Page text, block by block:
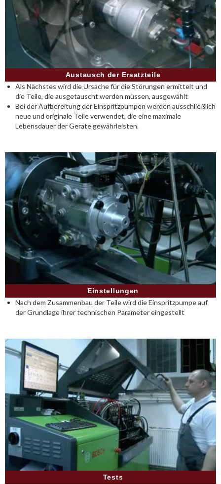
Austausch der Ersatzteile
Als Nächstes wird die Ursache für die Störungen ermittelt und
die Teile, die ausgetauscht werden müssen, ausgewählt
Bei der Aufbereitung der Einspritzpumpen werden ausschließlich
neue und originale Teile verwendet, die eine maximale
Lebensdauer der Geräte gewährleisten.
Einstellungen
Nach dem Zusammenbau der Teile wird die Einspritzpumpe auf
der Grundlage ihrer technischen Parameter eingestellt
Tests